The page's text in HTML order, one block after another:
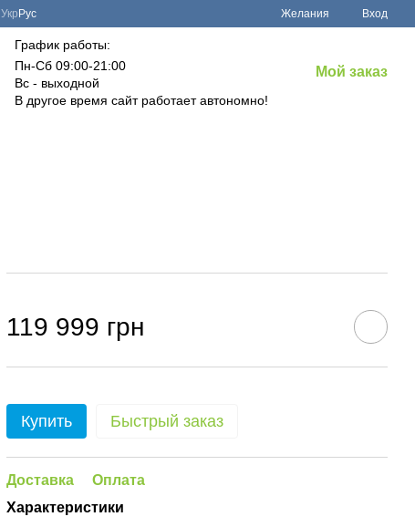
Укр Рус Желания Вход
График работы:
Пн-Сб 09:00-21:00
Вс - выходной
В другое время сайт работает автономно!
Мой заказ
119 999 грн
Купить Быстрый заказ
Доставка
Оплата
Характеристики